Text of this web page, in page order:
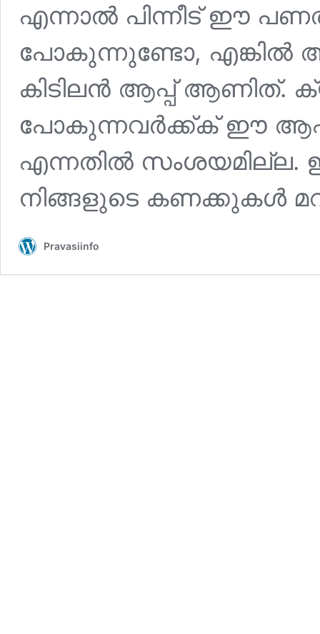
എന്നാൽ പിന്നീട് ഈ
പോകുന്നുണ്ടോ, എങ്കിൽ
കിടിലൻ ആപ്പ് ആണിത്.
പോകുന്നവർക്ക്ക് ഈ ആപ്പ്
എന്നതിൽ സംശയമില്ല.
നിങ്ങളുടെ കണക്കുകൾ
Pravasiinfo